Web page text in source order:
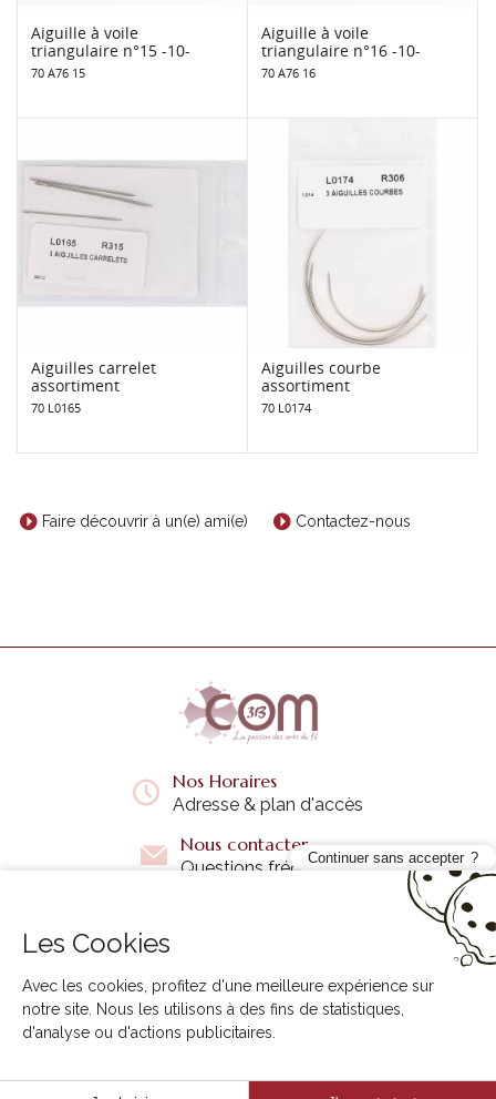
Aiguille à voile
triangulaire n°15 -10-
70 A76 15
Aiguille à voile
triangulaire n°16 -10-
70 A76 16
Aiguilles carrelet
assortiment
70 L0165
Aiguilles courbe
assortiment
70 L0174
Faire découvrir à un(e) ami(e) Contactez-nous
Nos Horaires
Adresse & plan d'accès
Nous contacter
Questions fréquentesContinuer sans accepter
Les Cookies
Avec les cookies, profitez d'une meilleure expérience sur
notre site. Nous les utilisons à des fins de statistiques,
d'analyse ou d'actions publicitaires.